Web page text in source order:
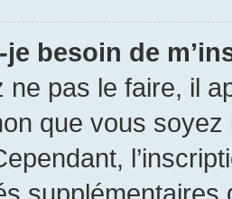
besoin de
ne pas le faire, il
que vous